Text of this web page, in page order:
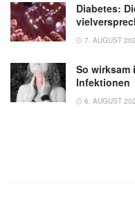
Diabetes:
7. AUGUST
So wirksam
Infektionen
6. AUGUST